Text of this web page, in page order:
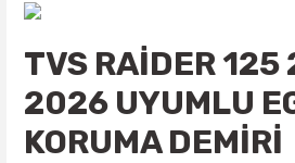
TVS RAİDER
2026 UYUMLU
KORUMA DEMİRİ